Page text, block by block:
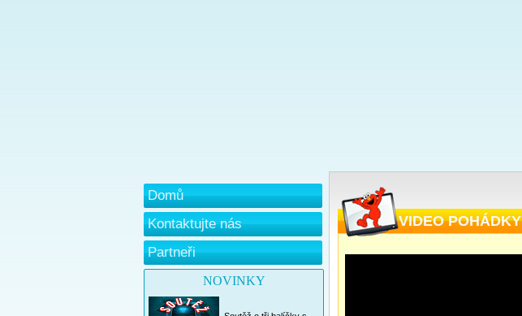
Domů
Kontaktujte nás
Partneři
NOVINKY
VIDEO POHÁDKY